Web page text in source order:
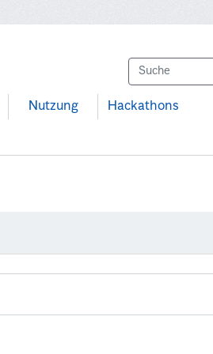
Nutzung Hackathons